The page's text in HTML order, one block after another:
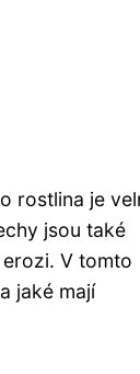
rostlina je
jsou také
V tomto
jaké mají